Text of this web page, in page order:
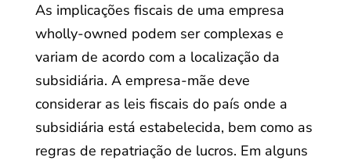
As implicações fiscais de uma empresa
wholly-owned podem ser complexas e
variam de acordo com a localização da
subsidiária. A empresa-mãe deve
considerar as leis fiscais do país onde a
subsidiária está estabelecida, bem como as
regras de repatriação de lucros. Em alguns